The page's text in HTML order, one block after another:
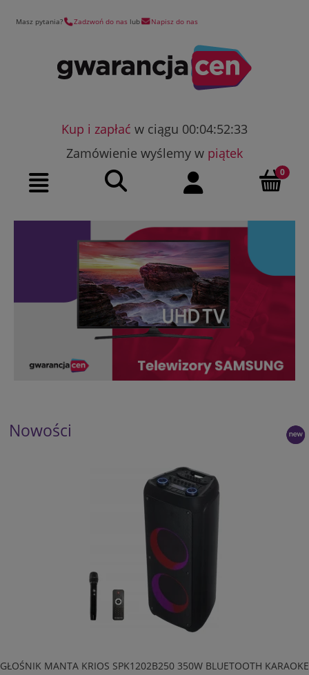
Masz pytania? Zadzwoń do nas lub Napisz do nas
Kup i zapłać w ciągu 00:04:52:32
Zamówienie wyślemy w piątek
Nowości
GŁOŚNIK MANTA KRIOS SPK1202B250 350W BLUETOOTH KARAOKE